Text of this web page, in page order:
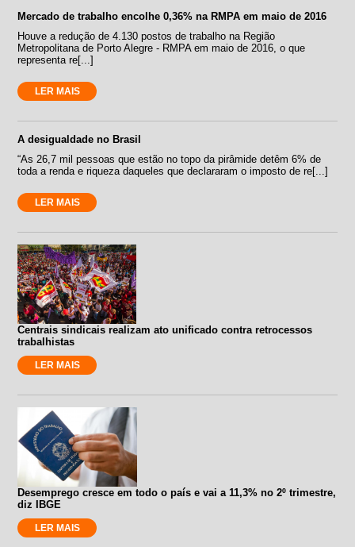
Mercado de trabalho encolhe 0,36% na RMPA em maio de 2016
Houve a redução de 4.130 postos de trabalho na Região
Metropolitana de Porto Alegre - RMPA em maio de 2016, o que
representa re[...]
LER MAIS
A desigualdade no Brasil
“As 26,7 mil pessoas que estão no topo da pirâmide detêm 6% de
toda a renda e riqueza daqueles que declararam o imposto de re[...]
LER MAIS
Centrais sindicais realizam ato unificado contra retrocessos
trabalhistas
LER MAIS
Desemprego cresce em todo o país e vai a 11,3% no 2º trimestre,
diz IBGE
LER MAIS